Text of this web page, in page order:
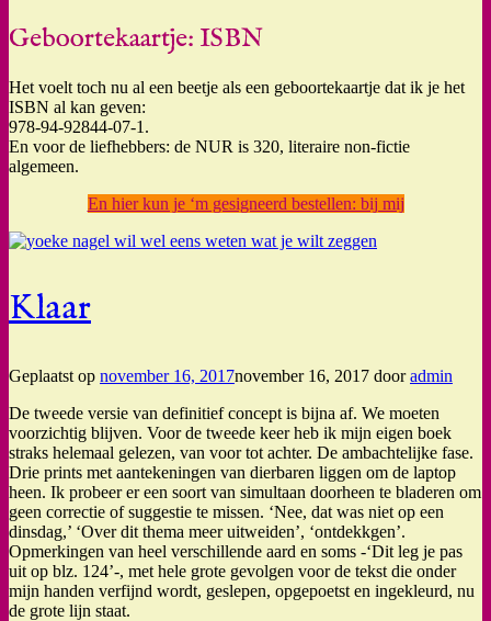
Geboortekaartje: ISBN
Het voelt toch nu al een beetje als een geboortekaartje dat ik je het
ISBN al kan geven:
978-94-92844-07-1.
En voor de liefhebbers: de NUR is 320, literaire non-fictie
algemeen.
En hier kun je ‘m gesigneerd bestellen: bij mij
Klaar
Geplaatst op november 16, 2017november 16, 2017 dooradmin
De tweede versie van definitief concept is bijna af. We moeten
voorzichtig blijven. Voor de tweede keer heb ik mijn eigen boek
straks helemaal gelezen, van voor tot achter. De ambachtelijke fase.
Drie prints met aantekeningen van dierbaren liggen om de laptop
heen. Ik probeer er een soort van simultaan doorheen te bladeren om
geen correctie of suggestie te missen. ‘Nee, dat was niet op een
dinsdag,’ ‘Over dit thema meer uitweiden’, ‘ontdekkgen’.
Opmerkingen van heel verschillende aard en soms -‘Dit leg je pas
uit op blz. 124’-, met hele grote gevolgen voor de tekst die onder
mijn handen verfijnd wordt, geslepen, opgepoetst en ingekleurd, nu
de grote lijn staat.